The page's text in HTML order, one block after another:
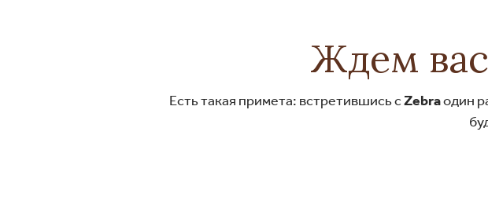
Ждем
Есть такая примета: встретившись сZebraодин